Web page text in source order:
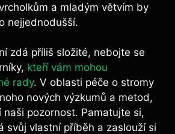
a mladým větvím by
nejjednodušší.
zdá příliš složité, nebojte se
kteří vám mohou
rady. V oblasti péče o stromy
nových výzkumů a metod,
naši pozornost. Pamatujte si,
svůj vlastní příběh a zaslouží si